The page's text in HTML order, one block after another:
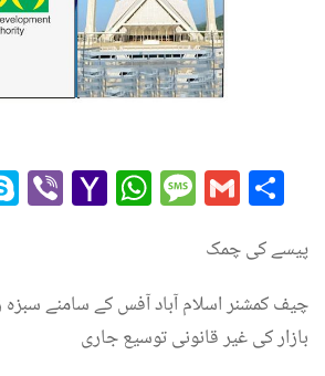
Skype
ViberYahoo
Mail
پیسے کی چمک
چیف کمشنر اسلام آباد آفس کے سامنے سبزہ
بازار کی غیر قانونی توسیع جاری